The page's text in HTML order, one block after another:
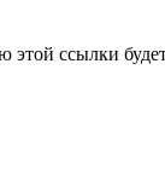
ссылки